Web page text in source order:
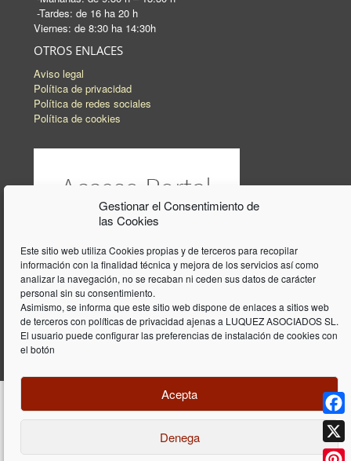
Gestionar el Consentimiento de
las Cookies
Este sitio web utiliza Cookies propias y de terceros para recopilar
información con la finalidad técnica y mejora de los servicios así como
analizar la navegación, no se recaban ni ceden sus datos de carácter
personal sin su consentimiento.
Asimismo, se informa que este sitio web dispone de enlaces a sitios web
de terceros con políticas de privacidad ajenas a LUQUEZ ASOCIADOS SL.
El usuario puede configurar las preferencias de instalación de cookies con
el botón
Acepta
Denega
-Tardes: de 16 ha 20 h
Viernes: de 8:30 ha 14:30h
OTROS ENLACES
Aviso legal
Política de privacidad
Política de redes sociales
Política de cookies
Diseño y programación web porDieres.com
| Lúquez Associats SL | ©
X